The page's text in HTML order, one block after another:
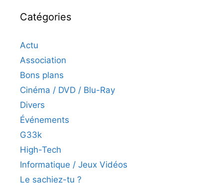
Catégories
Actu
Association
Bons plans
Cinéma / DVD / Blu-Ray
Divers
Événements
G33k
High-Tech
Informatique / Jeux Vidéos
Le sachiez-tu ?